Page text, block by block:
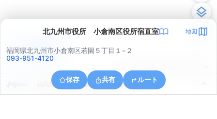
北九州市役所 小倉南区役所宿直室 地図
福岡県北九州市小倉南区若園５丁目１−２
093-951-4120
保存 共有 ルート
福岡県北九州市小倉南区横代東町３丁目２７
アプリで見る